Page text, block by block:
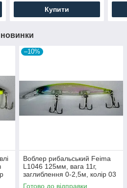
Купити
новинки
–10%
Воблер рибальський Feima
L1046 125мм, вага 11г,
заглиблення 0-2,5м, колір 03
Готово до відправки